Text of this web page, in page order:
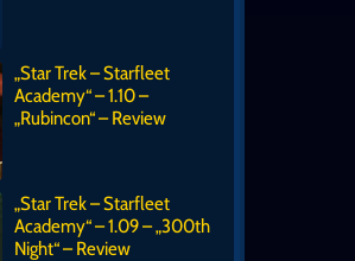
„Star Trek – Starfleet
Academy“ – 1.10 –
„Rubincon“ – Review
„Star Trek – Starfleet
Academy“ – 1.09 – „300th
Night“ – Review